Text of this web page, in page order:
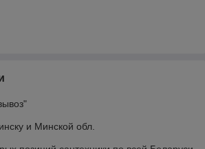
и Минской обл.